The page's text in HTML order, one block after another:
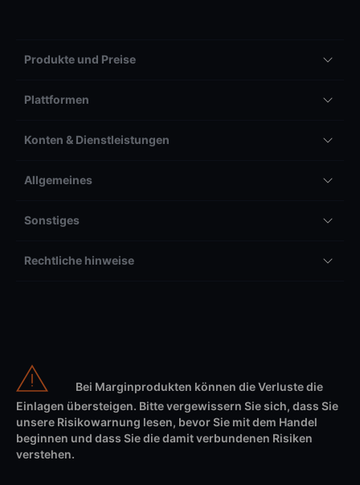
Produkte und Preise
Plattformen
Konten & Dienstleistungen
Allgemeines
Sonstiges
Rechtliche hinweise
Bei Marginprodukten können die Verluste die
Einlagen übersteigen. Bitte vergewissern Sie sich, dass Sie
unsere Risikowarnung lesen, bevor Sie mit dem Handel
beginnen und dass Sie die damit verbundenen Risiken
verstehen.